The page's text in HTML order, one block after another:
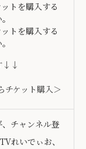
トを購入する
トを購入する
↓↓
チケット購入＞
チャンネル登
れいでぃお、